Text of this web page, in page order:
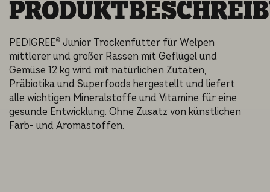
PEDIGREE® Junior Trockenfutter für Welpen
mittlerer und großer Rassen mit Geflügel und
Gemüse 12 kg wird mit natürlichen Zutaten,
Präbiotika und Superfoods hergestellt und liefert
alle wichtigen Mineralstoffe und Vitamine für eine
gesunde Entwicklung. Ohne Zusatz von künstlichen
Farb- und Aromastoffen.